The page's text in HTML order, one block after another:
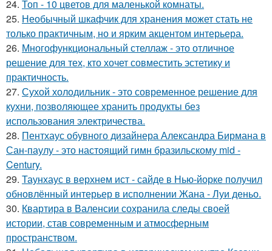
24. Топ - 10 цветов для маленькой комнаты.
25. Необычный шкафчик для хранения может стать не
только практичным, но и ярким акцентом интерьера.
26. Многофункциональный стеллаж - это отличное
решение для тех, кто хочет совместить эстетику и
практичность.
27. Сухой холодильник - это современное решение для
кухни, позволяющее хранить продукты без
использования электричества.
28. Пентхаус обувного дизайнера Александра Бирмана в
Сан-паулу - это настоящий гимн бразильскому mid -
Century.
29. Таунхаус в верхнем ист - сайде в Нью-йорке получил
обновлённый интерьер в исполнении Жана - Луи деньо.
30. Квартира в Валенсии сохранила следы своей
истории, став современным и атмосферным
пространством.